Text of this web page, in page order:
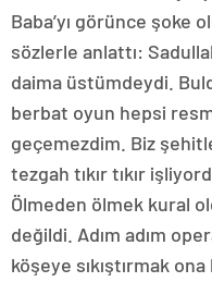
Baba’yı görünce şoke
sözlerle anlattı:
daima üstümdeydi.
berbat oyun hepsi
geçemezdim. Biz
tezgah tıkır tıkır
Ölmeden ölmek kural
değildi. Adım adım
köşeye sıkıştırmak